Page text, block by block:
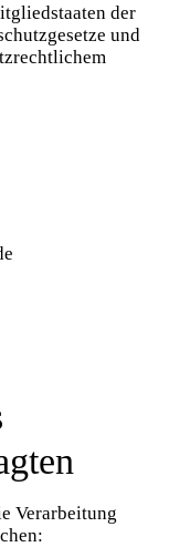
der
und
Verarbeitung